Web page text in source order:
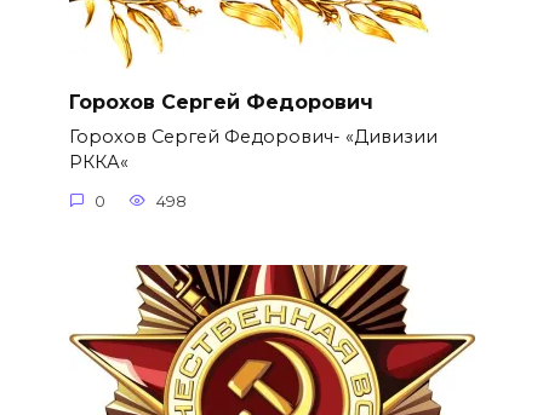
Горохов Сергей Федорович
Горохов Сергей Федорович- «Дивизии
РККА«
0 498